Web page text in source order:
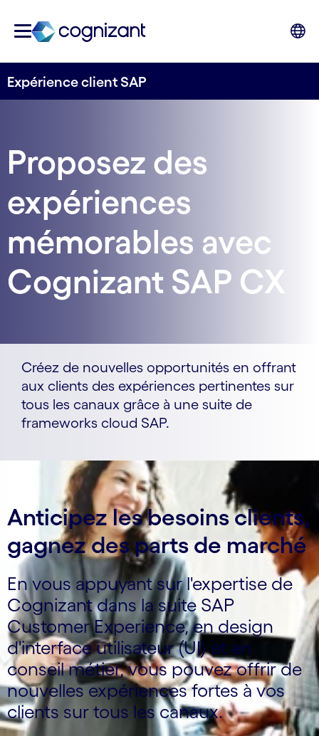
Expérience client SAP
Proposez des
expériences
mémorables avec
Cognizant SAP CX
Créez de nouvelles opportunités en offrant
aux clients des expériences pertinentes sur
tous les canaux grâce à une suite de
frameworks cloud SAP.
Anticipez les besoins clients,
gagnez des parts de marché
En vous appuyant sur l'expertise de
Cognizant dans la suite SAP
Customer Experience, en design
d'interface utilisateur (UI) et en
conseil métier, vous pouvez offrir de
nouvelles expériences fortes à vos
clients sur tous les canaux.